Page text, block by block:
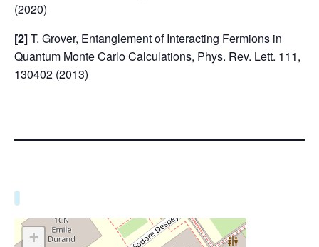
(2020)
[2]T. Grover, Entanglement of Interacting Fermions in
Quantum Monte Carlo Calculations, Phys. Rev. Lett. 111,
130402 (2013)
+